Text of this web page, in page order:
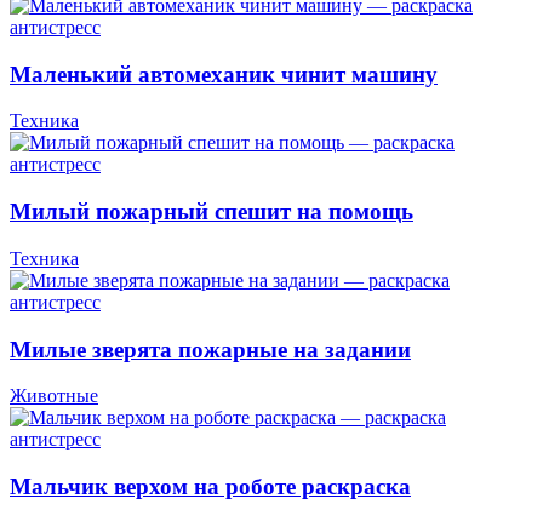
Маленький автомеханик чинит машину
Техника
Милый пожарный спешит на помощь
Техника
Милые зверята пожарные на задании
Животные
Мальчик верхом на роботе раскраска